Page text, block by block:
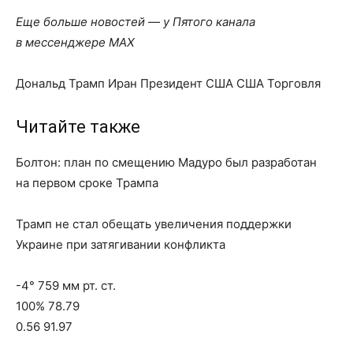
Еще больше новостей — у Пятого канала
в мессенджере MAX
Дональд Трамп Иран Президент США США Торговля
Читайте также
Болтон: план по смещению Мадуро был разработан
на первом сроке Трампа
Трамп не стал обещать увеличения поддержки
Украине при затягивании конфликта
-4° 759 мм рт. ст.
100% 78.79
0.56 91.97